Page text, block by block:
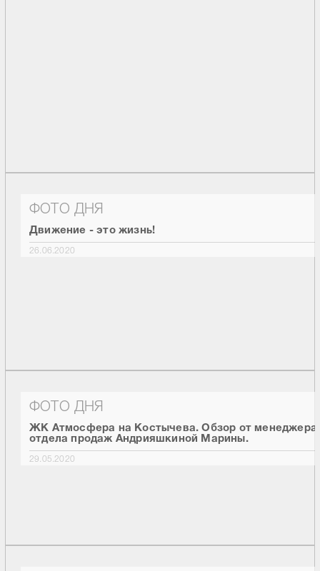
ФОТО ДНЯ
Движение - это жизнь!
26.06.2020
ФОТО ДНЯ
ЖК Атмосфера на Костычева. Обзор от менеджера
отдела продаж Андрияшкиной Марины.
29.05.2020